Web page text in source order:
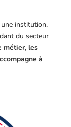
une institution,
du secteur
métier, les
à